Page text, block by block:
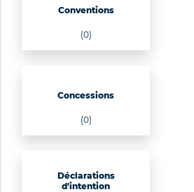
Conventions
(0)
Concessions
(0)
Déclarations
d'intention